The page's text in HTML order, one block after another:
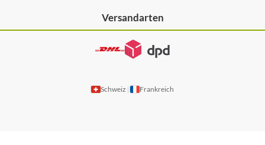
Versandarten
Schweiz Frankreich